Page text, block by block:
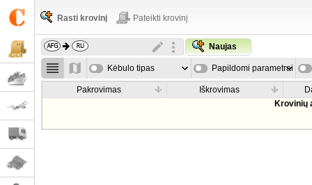
Rasti krovinį Pateikti krovinį
Naujas
Kėbulo tipas Papildomi parametrai
Pakrovimas Iškrovimas
Krovinių